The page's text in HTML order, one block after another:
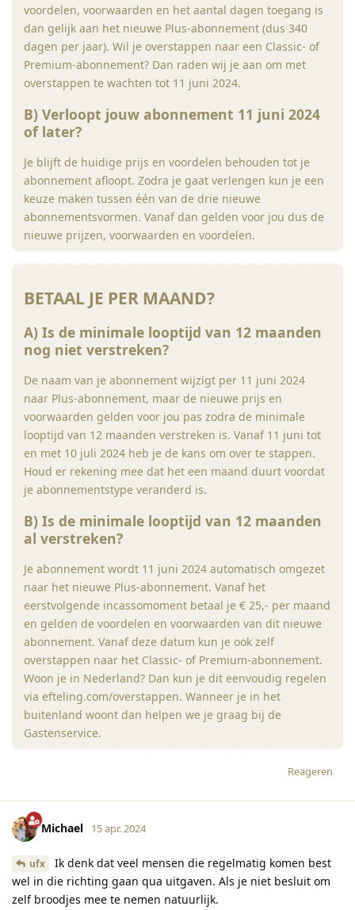
voordelen, voorwaarden en het aantal dagen toegang is
dan gelijk aan het nieuwe Plus-abonnement (dus 340
dagen per jaar). Wil je overstappen naar een Classic- of
Premium-abonnement? Dan raden wij je aan om met
overstappen te wachten tot 11 juni 2024.
B) Verloopt jouw abonnement 11 juni 2024
of later?
Je blijft de huidige prijs en voordelen behouden tot je
abonnement afloopt. Zodra je gaat verlengen kun je een
keuze maken tussen één van de drie nieuwe
abonnementsvormen. Vanaf dan gelden voor jou dus de
nieuwe prijzen, voorwaarden en voordelen.
BETAAL JE PER MAAND?
A) Is de minimale looptijd van 12 maanden
nog niet verstreken?
De naam van je abonnement wijzigt per 11 juni 2024
naar Plus-abonnement, maar de nieuwe prijs en
voorwaarden gelden voor jou pas zodra de minimale
looptijd van 12 maanden verstreken is. Vanaf 11 juni tot
en met 10 juli 2024 heb je de kans om over te stappen.
Houd er rekening mee dat het een maand duurt voordat
je abonnementstype veranderd is.
B) Is de minimale looptijd van 12 maanden
al verstreken?
Je abonnement wordt 11 juni 2024 automatisch omgezet
naar het nieuwe Plus-abonnement. Vanaf het
eerstvolgende incassomoment betaal je € 25,- per maand
en gelden de voordelen en voorwaarden van dit nieuwe
abonnement. Vanaf deze datum kun je ook zelf
overstappen naar het Classic- of Premium-abonnement.
Woon je in Nederland? Dan kun je dit eenvoudig regelen
via efteling.com/overstappen. Wanneer je in het
buitenland woont dan helpen we je graag bij de
Gastenservice.
Reageren
Michael 15 apr. 2024
ufx
Ik denk dat veel mensen die regelmatig komen best
wel in die richting gaan qua uitgaven. Als je niet besluit om
zelf broodjes mee te nemen natuurlijk.